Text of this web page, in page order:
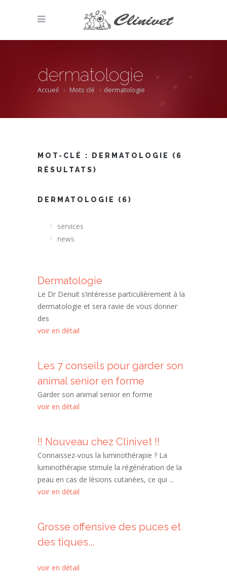
dermatologie
Accueil Mots clé dermatologie
MOT-CLÉ : DERMATOLOGIE
(6
RÉSULTATS)
DERMATOLOGIE (6)
services
news
Dermatologie
Le Dr Denuit s’intéresse particulièrement à la
dermatologie et sera ravie de vous donner
des
voir en détail
Les 7 conseils pour garder son
animal senior en forme
Garder son animal senior en forme
voir en détail
!! Nouveau chez Clinivet !!
Connaissez-vous la luminothérapie ? La
luminothérapie stimule la régénération de la
peau en cas de lésions cutanées, ce qui ...
voir en détail
Grosse offensive des puces et
des tiques...
voir en détail